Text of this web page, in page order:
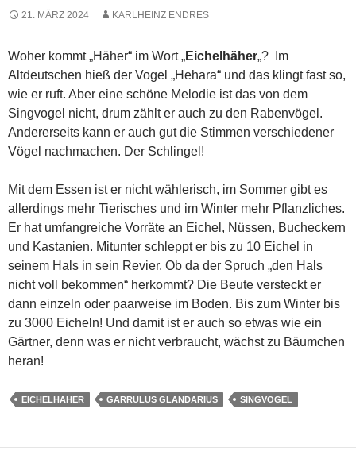
21. MÄRZ 2024 KARLHEINZ ENDRES
Woher kommt „Häher“ im Wort „Eichelhäher„? Im
Altdeutschen hieß der Vogel „Hehara“ und das klingt fast so,
wie er ruft. Aber eine schöne Melodie ist das von dem
Singvogel nicht, drum zählt er auch zu den Rabenvögel.
Andererseits kann er auch gut die Stimmen verschiedener
Vögel nachmachen. Der Schlingel!
Mit dem Essen ist er nicht wählerisch, im Sommer gibt es
allerdings mehr Tierisches und im Winter mehr Pflanzliches.
Er hat umfangreiche Vorräte an Eichel, Nüssen, Bucheckern
und Kastanien. Mitunter schleppt er bis zu 10 Eichel in
seinem Hals in sein Revier. Ob da der Spruch „den Hals
nicht voll bekommen“ herkommt? Die Beute versteckt er
dann einzeln oder paarweise im Boden. Bis zum Winter bis
zu 3000 Eicheln! Und damit ist er auch so etwas wie ein
Gärtner, denn was er nicht verbraucht, wächst zu Bäumchen
heran!
EICHELHÄHER GARRULUS GLANDARIUS SINGVOGEL